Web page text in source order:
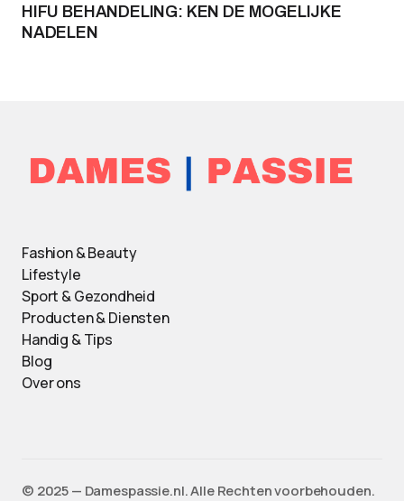
HIFU BEHANDELING: KEN DE MOGELIJKE
NADELEN
Fashion & Beauty
Lifestyle
Sport & Gezondheid
Producten & Diensten
Handig & Tips
Blog
Over ons
©️ 2025 — Damespassie.nl. Alle Rechten voorbehouden.